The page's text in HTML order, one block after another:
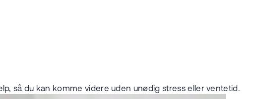
så du kan komme videre uden unødig stress eller ventetid.